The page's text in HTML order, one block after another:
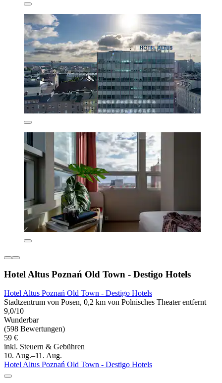
Hotel Altus Poznań Old Town - Destigo Hotels
Hotel Altus Poznań Old Town - Destigo Hotels
Stadtzentrum von Posen, 0,2 km von Polnisches Theater entfernt
9,0/10
Wunderbar
(598 Bewertungen)
59 €
inkl. Steuern & Gebühren
10. Aug.–11. Aug.
Hotel Altus Poznań Old Town - Destigo Hotels